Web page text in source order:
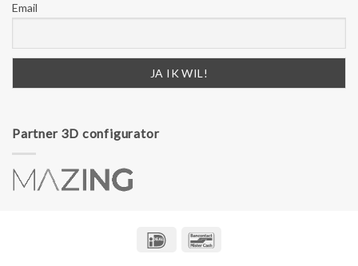
Email
Partner 3D configurator
IDeal